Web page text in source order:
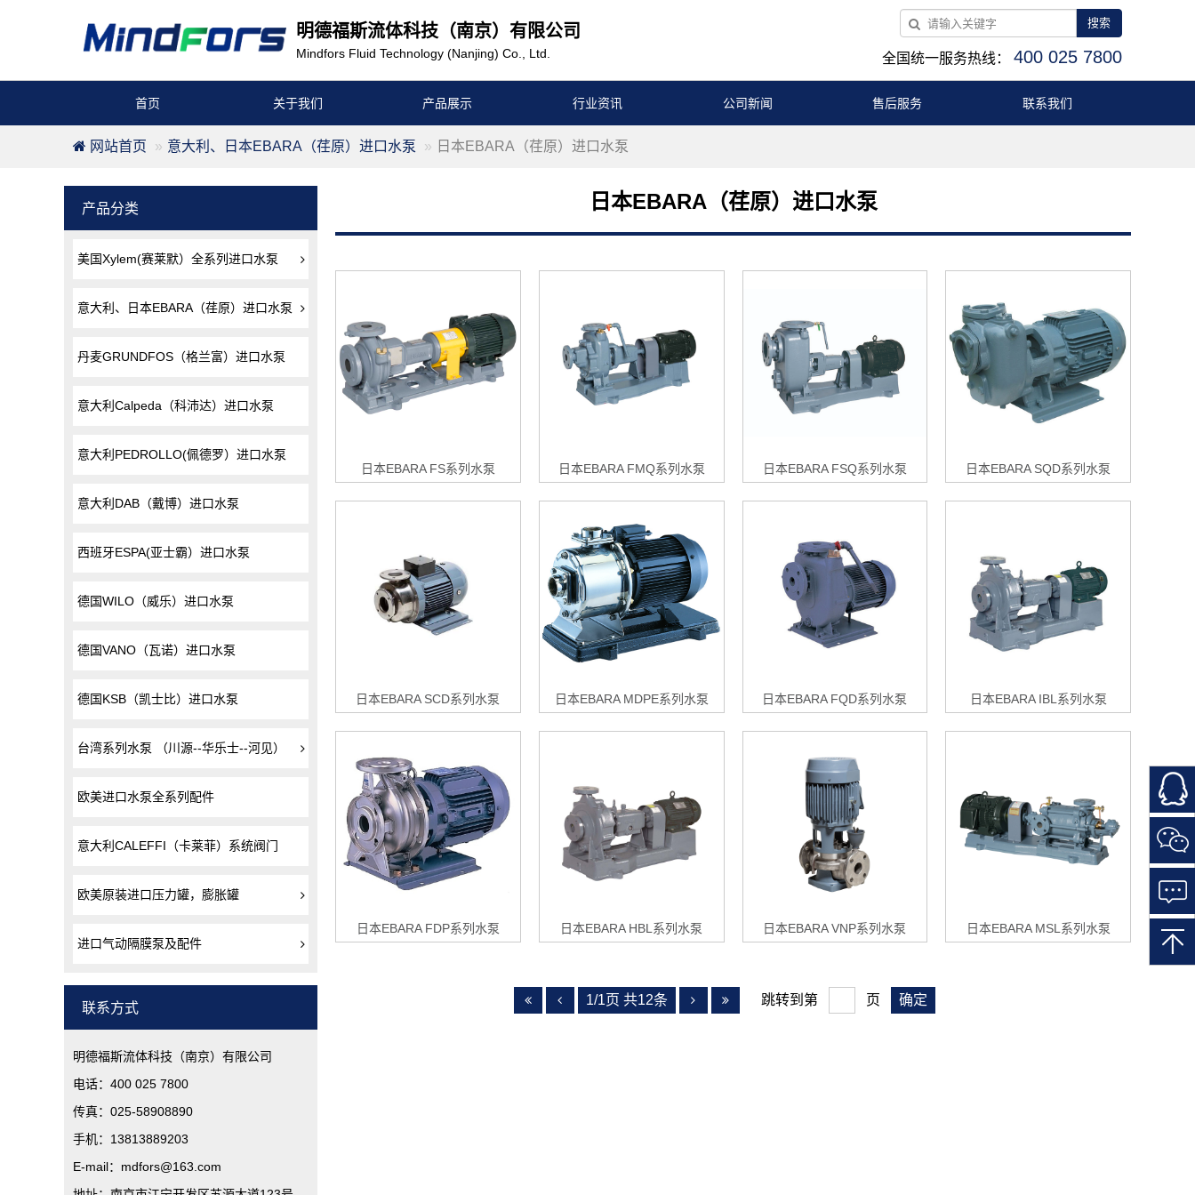
明德福斯流体科技（南京）有限公司
Mindfors Fluid Technology (Nanjing) Co., Ltd.
搜索
全国统一服务热线： 400 025 7800
首页 关于我们 产品展示 行业资讯 公司新闻 售后服务 联系我们
网站首页 意大利、日本EBARA（荏原）进口水泵 日本EBARA（荏原）进口水泵
产品分类
美国Xylem(赛莱默）全系列进口水泵
意大利、日本EBARA（荏原）进口水泵
丹麦GRUNDFOS（格兰富）进口水泵
意大利Calpeda（科沛达）进口水泵
意大利PEDROLLO(佩德罗）进口水泵
意大利DAB（戴博）进口水泵
西班牙ESPA(亚士霸）进口水泵
德国WILO（威乐）进口水泵
德国VANO（瓦诺）进口水泵
德国KSB（凯士比）进口水泵
台湾系列水泵 （川源--华乐士--河见）
欧美进口水泵全系列配件
意大利CALEFFI（卡莱菲）系统阀门
欧美原装进口压力罐，膨胀罐
进口气动隔膜泵及配件
联系方式
明德福斯流体科技（南京）有限公司
电话：400 025 7800
传真：025-58908890
手机：13813889203
E-mail：mdfors@163.com
日本EBARA（荏原）进口水泵
日本EBARA FS系列水泵 日本EBARA FMQ系列水泵 日本EBARA FSQ系列水泵 日本EBARA SQD系列水泵
日本EBARA SCD系列水泵 日本EBARA MDPE系列水泵 日本EBARA FQD系列水泵 日本EBARA IBL系列水泵
日本EBARA FDP系列水泵 日本EBARA HBL系列水泵 日本EBARA VNP系列水泵 日本EBARA MSL系列水泵
1/1页 共12条 跳转到第 页
一
扫
关
注